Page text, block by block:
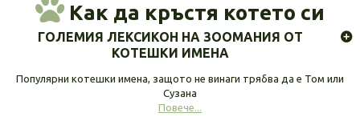
Как да кръстя котето си
ГОЛЕМИЯ ЛЕКСИКОН НА ЗООМАНИЯ ОТ
КОТЕШКИ ИМЕНА
Популярни котешки имена, защото не винаги трябва да е Том или
Сузана
Повече...